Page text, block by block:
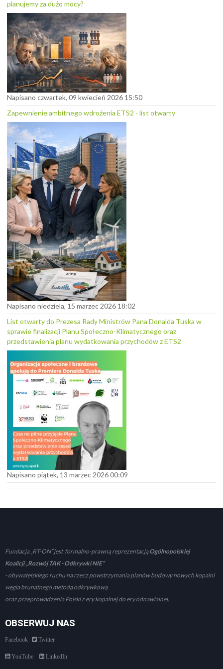
planujemy za dużo mocy?
Napisano czwartek, 09 kwiecień 2026 15:50
Zapewnienie ambitnego wdrożenia ETS2 - list otwarty
Napisano niedziela, 15 marzec 2026 18:02
List otwarty do Prezesa Rady Ministrów Pana Donalda Tuska w
sprawie finalizacji Planu Społeczno-Klimatycznego oraz
przedstawienia planu wydatkowania przychodów z ETS2
Napisano piątek, 13 marzec 2026 00:09
Fundacja „RT-ON” jest formalno-prawną reprezentacjąOgólnopolskiej
Koalicji „Rozwój TAK - Odkrywki NIE”
- obywatelskiego ruchu na rzecz powstrzymania planów budowy nowych kopalni
węgla brunatnego metodą odkrywkową
oraz przeprowadzenia Polski z ery kopalnej do ery odnawialnej.
OBSERWUJ NAS
Facebook Twitter
YouTube LinkedIn